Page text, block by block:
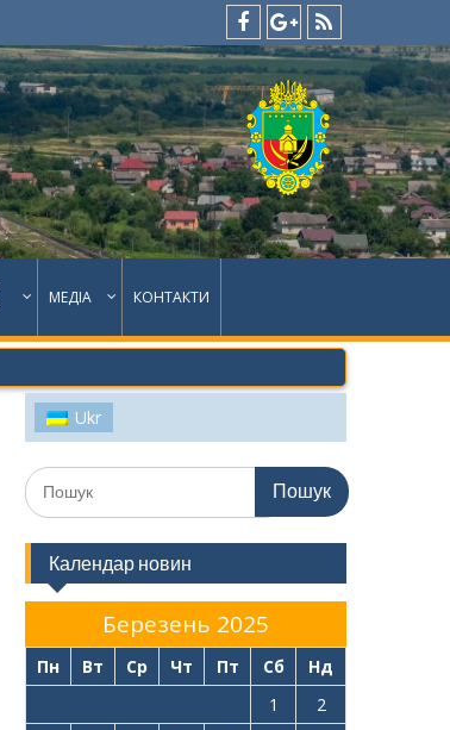
facebook
google
plus
feed
МЕДІА КОНТАКТИ
Ukr
Шукати:
Календар новин
Березень 2025
Пн Вт Ср Чт Пт Сб
Нд
1
2